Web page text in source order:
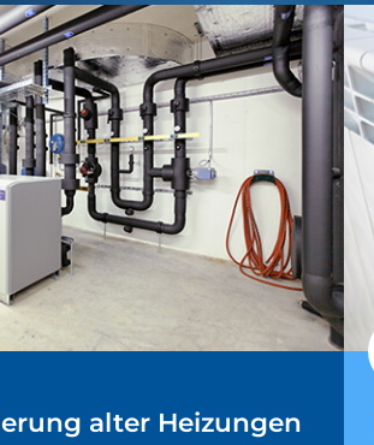
alter Heizungen